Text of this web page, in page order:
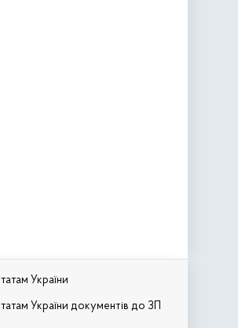
України
України документів до ЗП